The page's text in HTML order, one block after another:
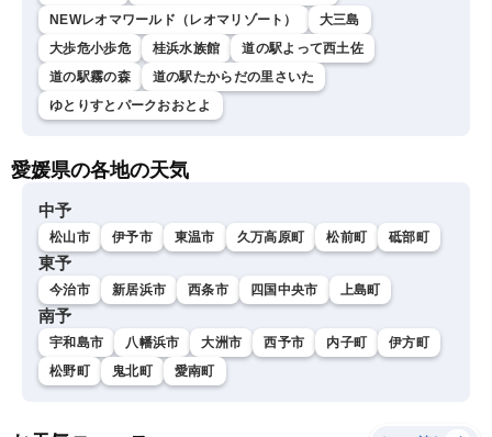
NEWレオマワールド（レオマリゾート）
大三島
大歩危小歩危
桂浜水族館
道の駅よって西土佐
道の駅霧の森
道の駅たからだの里さいた
ゆとりすとパークおおとよ
愛媛県の各地の天気
中予
松山市 伊予市 東温市 久万高原町 松前町 砥部町
東予
今治市 新居浜市 西条市 四国中央市 上島町
南予
宇和島市 八幡浜市 大洲市 西予市 内子町
伊方町
松野町
鬼北町 愛南町